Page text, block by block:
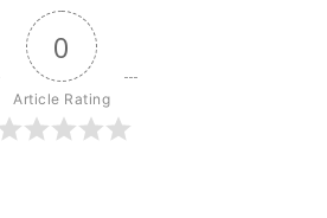
0
Article Rating